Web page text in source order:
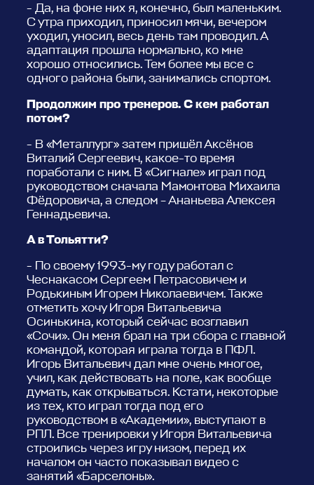
- Да, на фоне них я, конечно, был маленьким.
С утра приходил, приносил мячи, вечером
уходил, уносил, весь день там проводил. А
адаптация прошла нормально, ко мне
хорошо относились. Тем более мы все с
одного района были, занимались спортом.
Продолжим про тренеров. С кем работал
потом?
- В «Металлург» затем пришёл Аксёнов
Виталий Сергеевич, какое-то время
поработали с ним. В «Сигнале» играл под
руководством сначала Мамонтова Михаила
Фёдоровича, а следом – Ананьева Алексея
Геннадьевича.
А в Тольятти?
- По своему 1993-му году работал с
Чеснакасом Сергеем Петрасовичем и
Родькиным Игорем Николаевичем. Также
отметить хочу Игоря Витальевича
Осинькина, который сейчас возглавил
«Сочи». Он меня брал на три сбора с главной
командой, которая играла тогда в ПФЛ.
Игорь Витальевич дал мне очень многое,
учил, как действовать на поле, как вообще
думать, как открываться. Кстати, некоторые
из тех, кто играл тогда под его
руководством в «Академии», выступают в
РПЛ. Все тренировки у Игоря Витальевича
строились через игру низом, перед их
началом он часто показывал видео с
занятий «Барселоны».